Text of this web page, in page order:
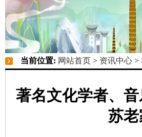
当前位置: 网站首页 > 资讯中心 >
著名文化学者、
苏